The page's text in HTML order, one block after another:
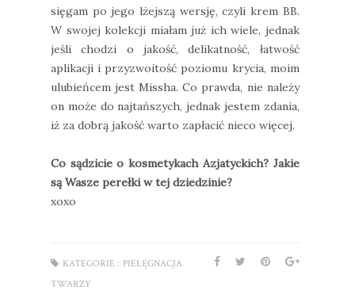
sięgam po jego lżejszą wersję, czyli krem BB.
W swojej kolekcji miałam już ich wiele, jednak
jeśli chodzi o jakość, delikatność, łatwość
aplikacji i przyzwoitość poziomu krycia, moim
ulubieńcem jest Missha. Co prawda, nie należy
on może do najtańszych, jednak jestem zdania,
iż za dobrą jakość warto zapłacić nieco więcej.
Co sądzicie o kosmetykach Azjatyckich? Jakie
są Wasze perełki w tej dziedzinie?
xoxo
KATEGORIE : PIELĘGNACJA
TWARZY